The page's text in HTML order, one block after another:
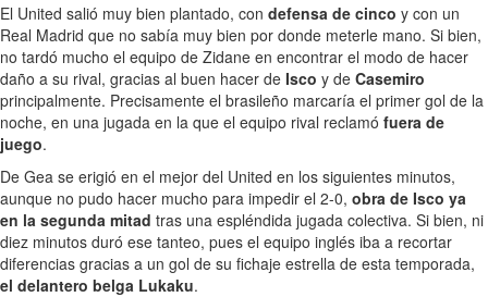
El United salió muy bien plantado, con defensa de cinco y con un
Real Madrid que no sabía muy bien por donde meterle mano. Si bien,
no tardó mucho el equipo de Zidane en encontrar el modo de hacer
daño a su rival, gracias al buen hacer de Isco y de Casemiro
principalmente. Precisamente el brasileño marcaría el primer gol de la
noche, en una jugada en la que el equipo rival reclamó fuera de
juego.
De Gea se erigió en el mejor del United en los siguientes minutos,
aunque no pudo hacer mucho para impedir el 2-0, obra de Isco ya
en la segunda mitad tras una espléndida jugada colectiva. Si bien, ni
diez minutos duró ese tanteo, pues el equipo inglés iba a recortar
diferencias gracias a un gol de su fichaje estrella de esta temporada,
el delantero belga Lukaku.